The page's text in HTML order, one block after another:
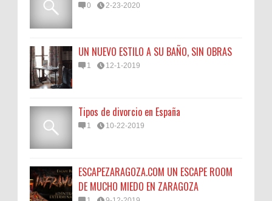
0 2-23-2020
UN NUEVO ESTILO A SU BAÑO, SIN OBRAS
1 12-1-2019
Tipos de divorcio en España
1 10-22-2019
ESCAPEZARAGOZA.COM UN ESCAPE ROOM
DE MUCHO MIEDO EN ZARAGOZA